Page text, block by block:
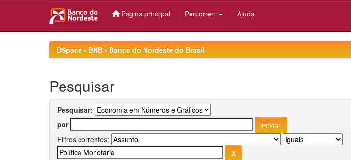
Página principal Percorrer: Ajuda
DSpace - BNB - Banco do Nordeste do Brasil
Pesquisar
Pesquisar:
por
Filtros correntes: